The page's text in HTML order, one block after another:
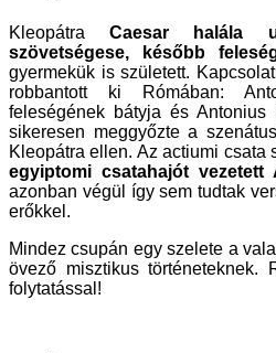
KleopátraCaesar halála
szövetségese, később
gyermekük is született.
robbantott ki Rómában:
feleségének bátyja és Antonius
sikeresen meggyőzte a
Kleopátra ellen. Az actiumi csata
egyiptomi csatahajót vezetett
azonban végül így sem tudtak
erőkkel.
Mindez csupán egy szelete a
övező misztikus történeteknek.
folytatással!